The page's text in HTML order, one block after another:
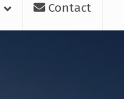
Contact